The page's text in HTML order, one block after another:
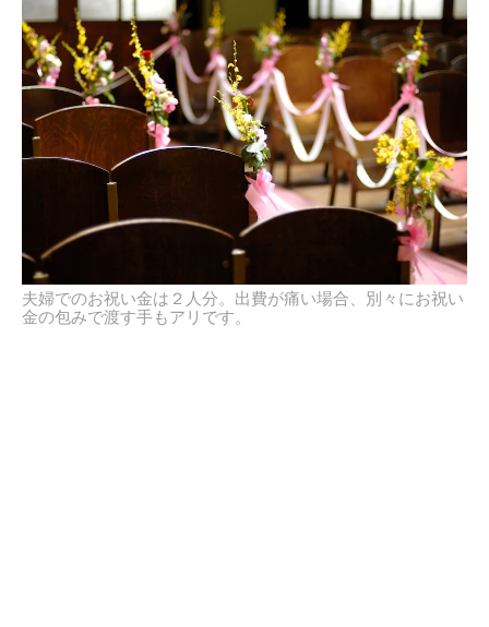
夫婦でのお祝い金は２人分。出費が痛い場合、別々にお祝い
金の包みで渡す手もアリです。